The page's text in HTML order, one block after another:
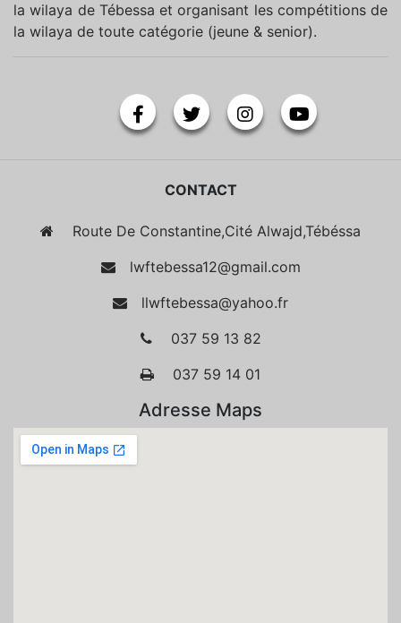
la wilaya de Tébessa et organisant les compétitions de
la wilaya de toute catégorie (jeune & senior).
CONTACT
Route De Constantine,Cité Alwajd,Tébéssa
lwftebessa12@gmail.com
llwftebessa@yahoo.fr
037 59 13 82
037 59 14 01
Adresse Maps